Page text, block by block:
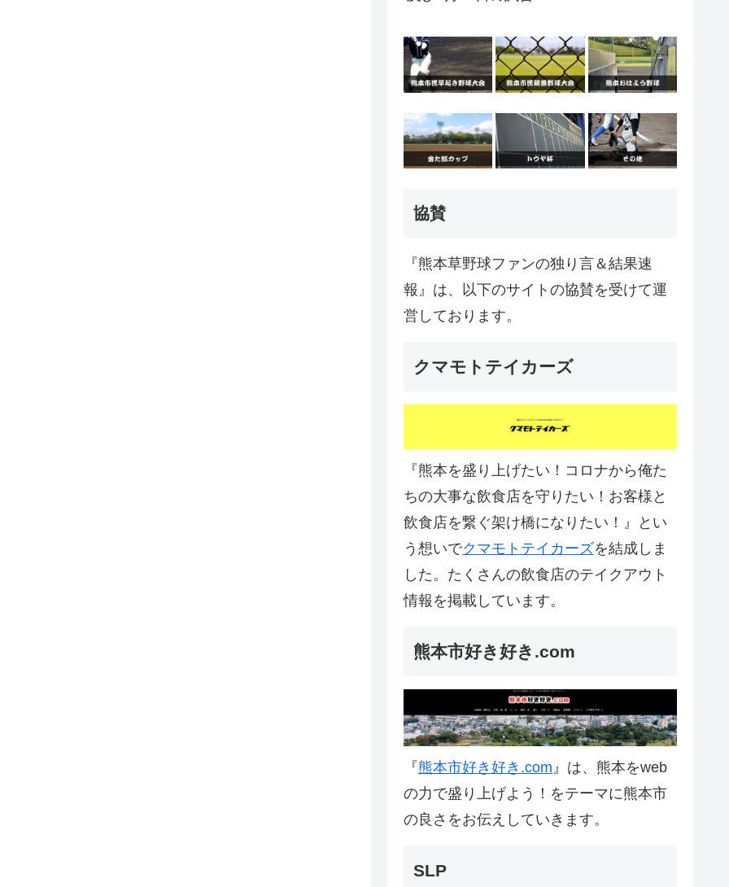
協賛
『熊本草野球ファンの独り言＆結果速
報』は、以下のサイトの協賛を受けて運
営しております。
クマモトテイカーズ
『熊本を盛り上げたい！コロナから俺た
ちの大事な飲食店を守りたい！お客様と
飲食店を繋ぐ架け橋になりたい！』とい
う想いでクマモトテイカーズを結成しま
した。たくさんの飲食店のテイクアウト
情報を掲載しています。
熊本市好き好き.com
『熊本市好き好き.com 』は、熊本をweb
の力で盛り上げよう！をテーマに熊本市
の良さをお伝えしていきます。
SLP